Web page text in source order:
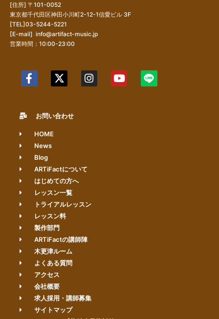
[住所] 〒101-0052
東京都千代田区神田小川町2-12-1信愛ビル 3F
[TEL]03-5244-5221
[E-mail] info@artifact-music.jp
営業時間：10:00-23:00
お問い合わせ
HOME
News
Blog
ARTiFactについて
はじめての方へ
レッスン一覧
トライアルレッスン
レッスン料
製作部門
ARTiFactの講師陣
木更津ルーム
よくある質問
アクセス
会社概要
求人採用・講師募集
サイトマップ